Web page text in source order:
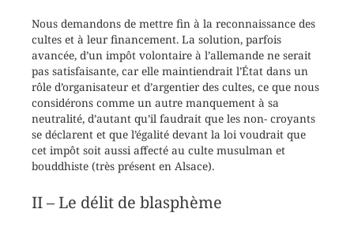
Nous demandons de mettre fin à la reconnaissance des
cultes et à leur financement. La solution, parfois
avancée, d’un impôt volontaire à l’allemande ne serait
pas satisfaisante, car elle maintiendrait l’État dans un
rôle d’organisateur et d’argentier des cultes, ce que nous
considérons comme un autre manquement à sa
neutralité, d’autant qu’il faudrait que les non- croyants
se déclarent et que l’égalité devant la loi voudrait que
cet impôt soit aussi affecté au culte musulman et
bouddhiste (très présent en Alsace).
II – Le délit de blasphème